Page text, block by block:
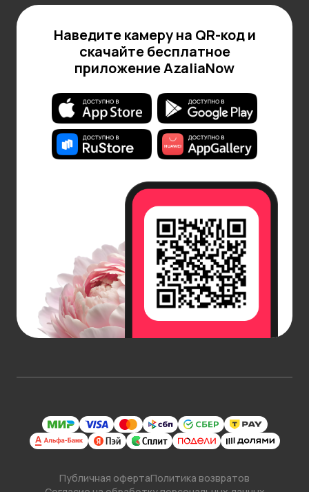
Наведите камеру на QR-код и
скачайте бесплатное
приложение AzaliaNow
Публичная офертаПолитика возвратов